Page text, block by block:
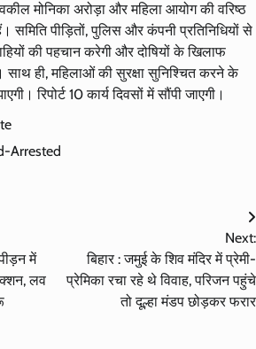
मोनिका अरोड़ा और महिला आयोग की वरिष्ठ
समिति पीड़ितों, पुलिस और कंपनी प्रतिनिधियों से
की पहचान करेगी और दोषियों के खिलाफ
साथ ही, महिलाओं की सुरक्षा सुनिश्चित करने के
रिपोर्ट 10 कार्य दिवसों में सौंपी जाएगी।
Arrested
में
लव
Next:
बिहार : जमुई के शिव मंदिर में प्रेमी-
प्रेमिका रचा रहे थे विवाह, परिजन पहुंचे
तो दूल्हा मंडप छोड़कर फरार